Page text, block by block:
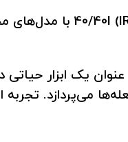
یک ابزار
می‌پردازد.